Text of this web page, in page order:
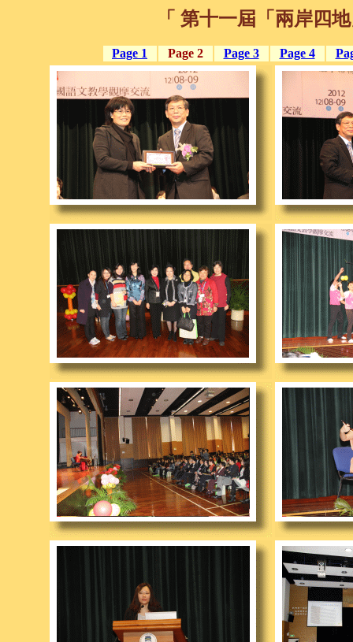
「 第十一屆「兩岸四
Page 1 Page 2 Page 3 Page 4